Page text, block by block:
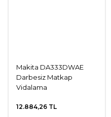
Makita DA333DWAE
Darbesiz Matkap
Vidalama
12.884,26 TL